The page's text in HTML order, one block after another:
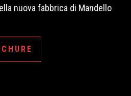
nuova fabbrica di Mandello